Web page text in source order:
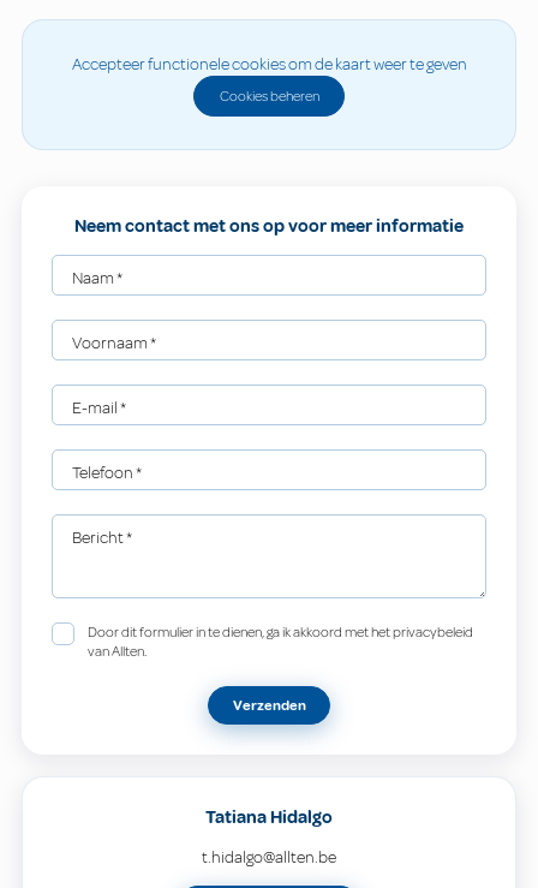
Accepteer functionele cookies om de kaart weer te geven
Cookies beheren
Neem contact met ons op voor meer informatie
Naam*
Voornaam*
E-mail*
Telefoon*
Bericht*
Door dit formulier in te dienen, ga ik akkoord met het privacybeleid
van Allten.
Verzenden
Tatiana Hidalgo
t.hidalgo@allten.be